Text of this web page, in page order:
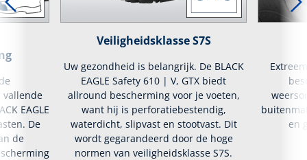
vallende
EAGLE
De
de
Veiligheidsklasse S7S
Uw gezondheid is belangrijk. De BLACK
EAGLE Safety 610 | V, GTX biedt
allround bescherming voor je voeten,
want hij is perforatiebestendig,
waterdicht, slipvast en stootvast. Dit
wordt gegarandeerd door de hoge
normen van veiligheidsklasse S7S.
en